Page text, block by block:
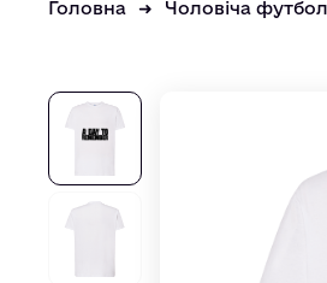
Головна Чоловіча